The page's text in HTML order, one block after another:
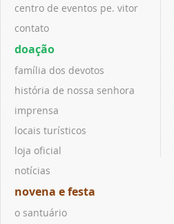
centro de eventos pe. vitor
contato
doação
família dos devotos
história de nossa senhora
imprensa
locais turísticos
loja oficial
notícias
novena e festa
o santuário